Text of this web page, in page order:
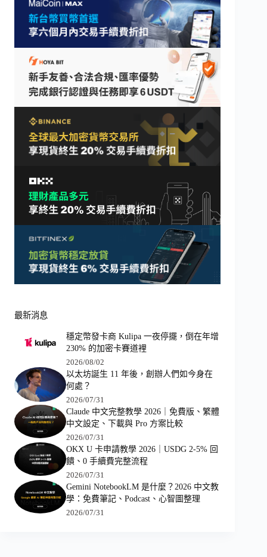
最新消息
穩定幣發卡商 Kulipa 一夜停擺，倒在年增
230% 的加密卡賽道裡
2026/08/02
以太坊誕生 11 年後，創辦人們如今身在
何處？
2026/07/31
Claude 中文完整教學 2026｜免費版、繁體
中文設定、下載與 Pro 方案比較
2026/07/31
OKX U 卡申請教學 2026｜USDG 2-5% 回
饋、0 手續費完整流程
2026/07/31
Gemini NotebookLM 是什麼？2026 中文教
學：免費筆記、Podcast、心智圖整理
2026/07/31